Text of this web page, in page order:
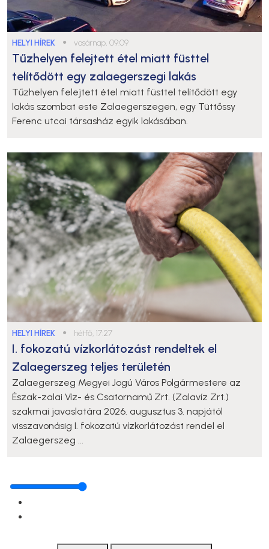
HELYI HÍREK ● vasárnap, 09:09
Tűzhelyen felejtett étel miatt füsttel
telítődött egy zalaegerszegi lakás
Tűzhelyen felejtett étel miatt füsttel telítődött egy
lakás szombat este Zalaegerszegen, egy Tüttőssy
Ferenc utcai társasház egyik lakásában.
HELYI HÍREK ● hétfő, 17:27
I. fokozatú vízkorlátozást rendeltek el
Zalaegerszeg teljes területén
Zalaegerszeg Megyei Jogú Város Polgármestere az
Észak-zalai Víz- és Csatornamű Zrt. (Zalavíz Zrt.)
szakmai javaslatára 2026. augusztus 3. napjától
visszavonásig I. fokozatú vízkorlátozást rendel el
Zalaegerszeg ...